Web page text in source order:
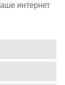
интернет